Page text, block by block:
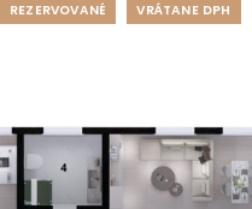
REZERVOVANÉ VRÁTANE DPH